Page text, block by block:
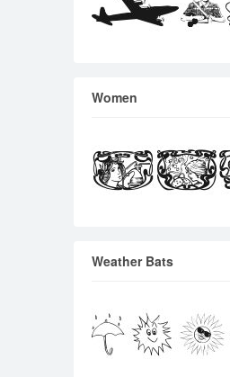
Women
Weather Bats